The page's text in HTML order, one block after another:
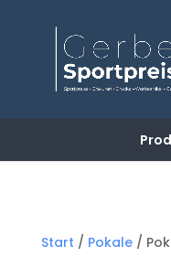
Start / Pokale/